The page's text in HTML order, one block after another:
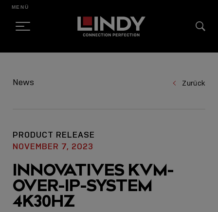
CONTENT
MENÜ
News Zurück
PRODUCT RELEASE
NOVEMBER 7, 2023
INNOVATIVES KVM-
OVER-IP-SYSTEM
4K30HZ